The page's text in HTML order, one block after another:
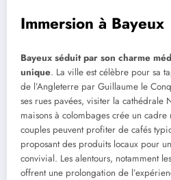
Immersion à Bayeux
Bayeux séduit par son charme
unique. La ville est célèbre pour sa
de l’Angleterre par Guillaume le
ses rues pavées, visiter la cathédrale
maisons à colombages crée un
couples peuvent profiter de cafés
proposant des produits locaux pour
convivial. Les alentours, notamment
offrent une prolongation de